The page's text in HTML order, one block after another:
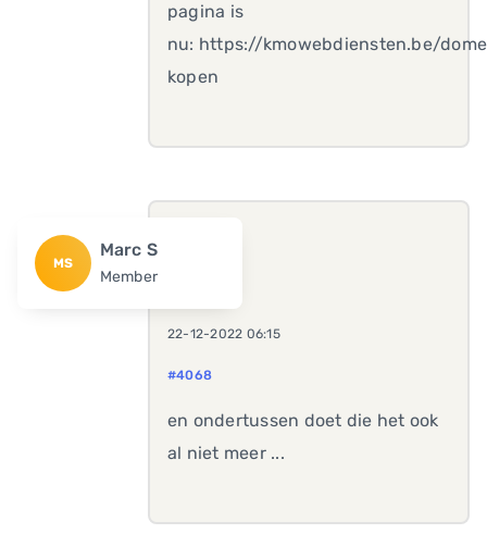
pagina is
nu: https://kmowebdiensten.be/
kopen
MS
Marc S
Member
22-12-2022 06:15
#4068
en ondertussen doet die het ook
al niet meer ...